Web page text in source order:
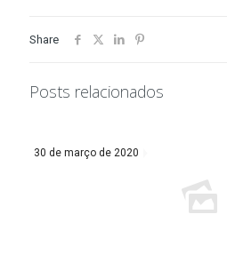
Share
Posts relacionados
30 de março de 2020